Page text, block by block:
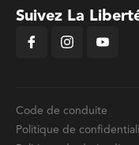
Suivez La
Code de conduite
Politique de